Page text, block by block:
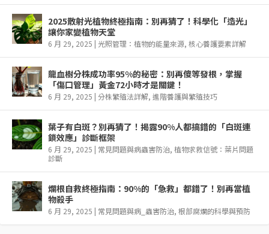
2025散射光植物終極指南：別再猜了！科學化「造光」
讓你家變植物天堂
6 月 29, 2025 | 光照管理：植物的能量來源, 核心養護要素詳解
龍血樹分株成功率95%的秘密：別再傻等發根，掌握
「傷口管理」黃金72小時才是關鍵！
6 月 29, 2025 | 分株繁殖法詳解, 進階養護與繁殖技巧
葉子有白斑？別再猜了！揭露90%人都搞錯的「白斑連
鎖效應」診斷框架
6 月 29, 2025 | 常見問題與病蟲害防治, 植物求救信號：葉片問題
診斷
爛根自救終極指南：90%的「急救」都錯了！別再當植
物殺手
6 月 29, 2025 | 常見問題與病_蟲害防治, 根部腐爛的科學與預防